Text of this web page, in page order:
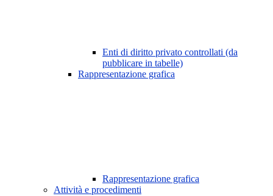
Enti di diritto privato controllati (da
pubblicare in tabelle)
Rappresentazione grafica
Rappresentazione grafica
Attività e procedimenti